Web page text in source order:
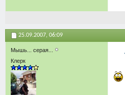
25.09.2007, 06:09
Мышь... серая...
Клерк